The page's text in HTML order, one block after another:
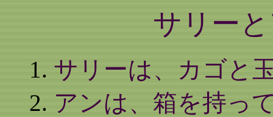
サリー
サリーは、カゴと
アンは、箱を持っ